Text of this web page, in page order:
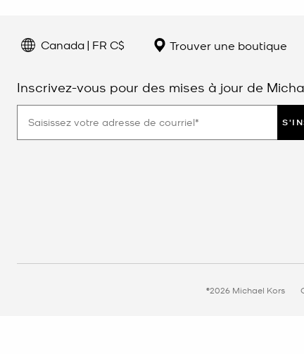
Canada | FR C$ Trouver une boutique
Inscrivez-vous pour des mises à jour de
©2026 Michael Kors